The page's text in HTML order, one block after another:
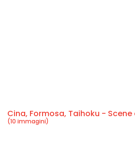
Cina, Formosa, Taihoku -
(10 immagini)